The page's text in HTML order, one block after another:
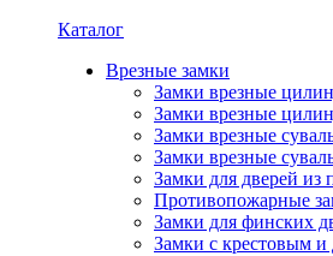
Каталог
Врезные замки
Замки врезные
Замки врезные
Замки врезные
Замки врезные
Замки для дверей из
Противопожарные
Замки для финских
Замки с крестовым